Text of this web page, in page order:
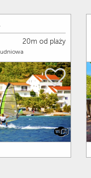
20m od plaży